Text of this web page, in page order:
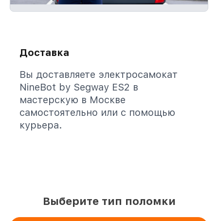
Доставка
Вы доставляете электросамокат
NineBot by Segway ES2 в
мастерскую в Москве
самостоятельно или с помощью
курьера.
Выберите тип поломки